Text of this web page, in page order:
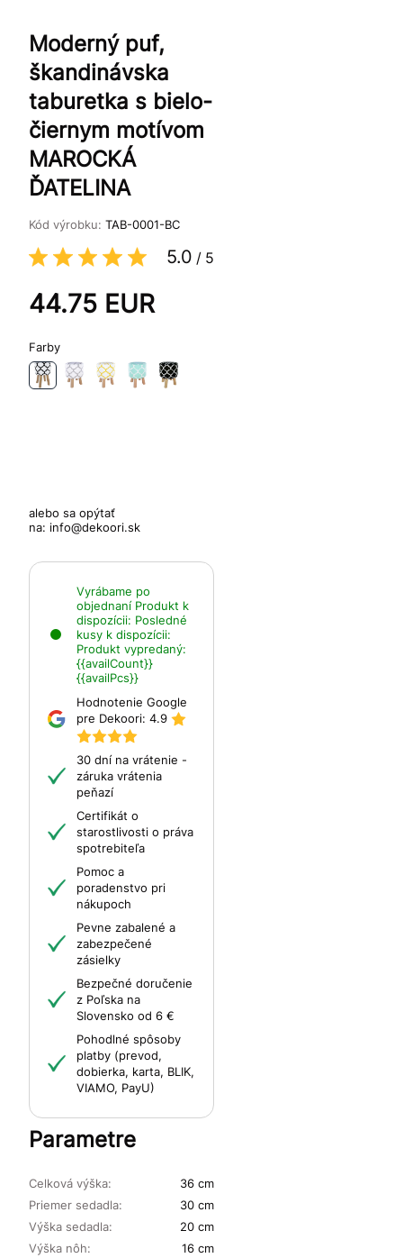
Moderný puf,
škandinávska
taburetka s bielo-
čiernym motívom
MAROCKÁ
ĎATELINA
Kód výrobku: TAB-0001-BC
5.0 / 5
44.75 EUR
Farby
alebo sa opýtať
na: info@dekoori.sk
Vyrábame po
objednaní Produkt k
dispozícii: Posledné
kusy k dispozícii:
Produkt vypredaný:
{{availCount}}
{{availPcs}}
Hodnotenie Google
pre Dekoori: 4.9
30 dní na vrátenie -
záruka vrátenia
peňazí
Certifikát o
starostlivosti o práva
spotrebiteľa
Pomoc a
poradenstvo pri
nákupoch
Pevne zabalené a
zabezpečené
zásielky
Bezpečné doručenie
z Poľska na
Slovensko od 6 €
Pohodlné spôsoby
platby (prevod,
dobierka, karta, BLIK,
VIAMO, PayU)
Parametre
Priemer sedadla:
30 cm
Výška sedadla:
20 cm
Výška nôh:
16 cm
Celková výška: 36 cm